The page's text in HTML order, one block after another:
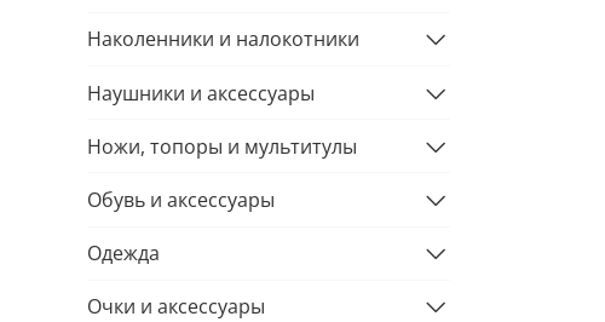
Наколенники и налокотники
Наушники и аксессуары
Ножи, топоры и мультитулы
Обувь и аксессуары
Одежда
Очки и аксессуары